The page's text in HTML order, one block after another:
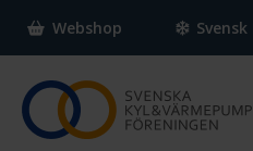
Webshop